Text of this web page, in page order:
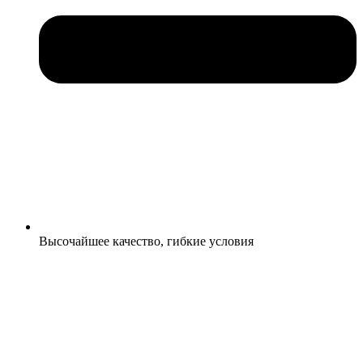
Высочайшее качество, гибкие условия